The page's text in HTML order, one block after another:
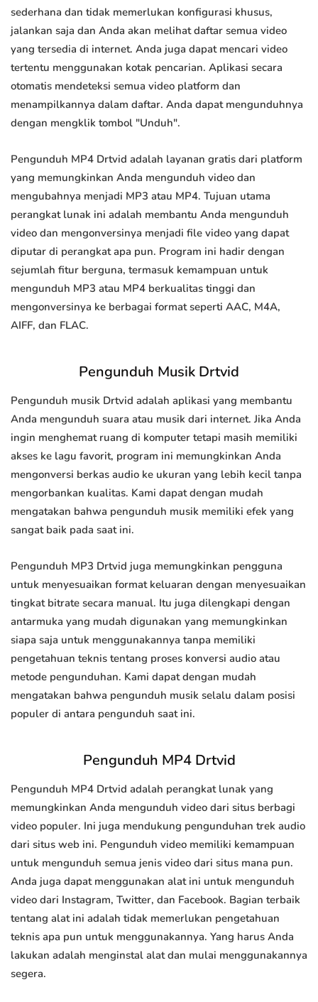
sederhana dan tidak memerlukan konfigurasi khusus,
jalankan saja dan Anda akan melihat daftar semua video
yang tersedia di internet. Anda juga dapat mencari video
tertentu menggunakan kotak pencarian. Aplikasi secara
otomatis mendeteksi semua video platform dan
menampilkannya dalam daftar. Anda dapat mengunduhnya
dengan mengklik tombol "Unduh".
Pengunduh MP4 Drtvid adalah layanan gratis dari platform
yang memungkinkan Anda mengunduh video dan
mengubahnya menjadi MP3 atau MP4. Tujuan utama
perangkat lunak ini adalah membantu Anda mengunduh
video dan mengonversinya menjadi file video yang dapat
diputar di perangkat apa pun. Program ini hadir dengan
sejumlah fitur berguna, termasuk kemampuan untuk
mengunduh MP3 atau MP4 berkualitas tinggi dan
mengonversinya ke berbagai format seperti AAC, M4A,
AIFF, dan FLAC.
Pengunduh Musik Drtvid
Pengunduh musik Drtvid adalah aplikasi yang membantu
Anda mengunduh suara atau musik dari internet. Jika Anda
ingin menghemat ruang di komputer tetapi masih memiliki
akses ke lagu favorit, program ini memungkinkan Anda
mengonversi berkas audio ke ukuran yang lebih kecil tanpa
mengorbankan kualitas. Kami dapat dengan mudah
mengatakan bahwa pengunduh musik memiliki efek yang
sangat baik pada saat ini.
Pengunduh MP3 Drtvid juga memungkinkan pengguna
untuk menyesuaikan format keluaran dengan menyesuaikan
tingkat bitrate secara manual. Itu juga dilengkapi dengan
antarmuka yang mudah digunakan yang memungkinkan
siapa saja untuk menggunakannya tanpa memiliki
pengetahuan teknis tentang proses konversi audio atau
metode pengunduhan. Kami dapat dengan mudah
mengatakan bahwa pengunduh musik selalu dalam posisi
populer di antara pengunduh saat ini.
Pengunduh MP4 Drtvid
Pengunduh MP4 Drtvid adalah perangkat lunak yang
memungkinkan Anda mengunduh video dari situs berbagi
video populer. Ini juga mendukung pengunduhan trek audio
dari situs web ini. Pengunduh video memiliki kemampuan
untuk mengunduh semua jenis video dari situs mana pun.
Anda juga dapat menggunakan alat ini untuk mengunduh
video dari Instagram, Twitter, dan Facebook. Bagian terbaik
tentang alat ini adalah tidak memerlukan pengetahuan
teknis apa pun untuk menggunakannya. Yang harus Anda
lakukan adalah menginstal alat dan mulai menggunakannya
segera.